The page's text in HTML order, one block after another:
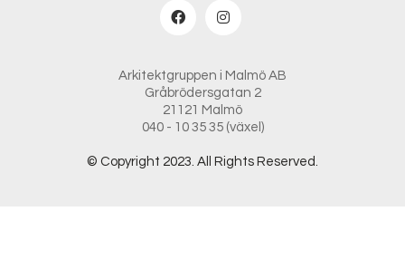
Arkitektgruppen i Malmö AB
Gråbrödersgatan 2
21121 Malmö
040 - 10 35 35 (växel)
© Copyright 2023. All Rights Reserved.